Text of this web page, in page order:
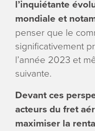
l’inquiétante
mondiale et
penser que le
significativement
l’année 2023 et
suivante.
Devant ces
acteurs du fret
maximiser la